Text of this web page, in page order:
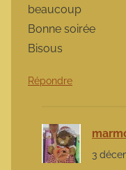
beaucoup
Bonne soirée
Bisous
Répondre
3